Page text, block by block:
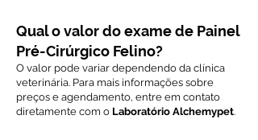
Qual o valor do exame de Painel
Pré-Cirúrgico Felino?
O valor pode variar dependendo da clínica
veterinária. Para mais informações sobre
preços e agendamento, entre em contato
diretamente com o Laboratório Alchemypet.